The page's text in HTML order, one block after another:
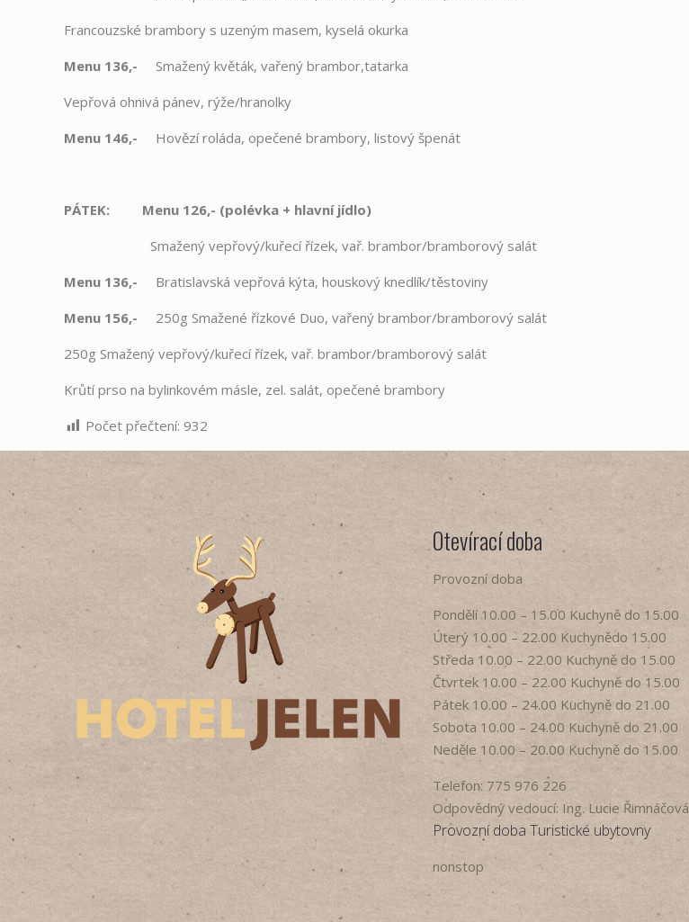
Francouzské brambory s uzeným masem, kyselá okurka
Menu 136,-Smažený květák, vařený brambor,tatarka
Vepřová ohnivá pánev, rýže/hranolky
Menu 146,- Hovězí roláda, opečené brambory, listový špenát
PÁTEK: Menu 126,- (polévka + hlavní jídlo)
Smažený vepřový/kuřecí řízek, vař. brambor/bramborový salát
Menu 136,- Bratislavská vepřová kýta, houskový knedlík/těstoviny
Menu 156,- 250g Smažené řízkové Duo, vařený brambor/bramborový salát
250g Smažený vepřový/kuřecí řízek, vař. brambor/bramborový salát
Krůtí prso na bylinkovém másle, zel. salát, opečené brambory
Počet přečtení: 932
Otevírací doba
Provozní doba
Pondělí​ 10.00 – 15.00​​ Kuchyně do 15.00
Úterý ​10.00 – 22.00​​ Kuchynědo 15.00
Středa ​10.00 – 22.00 ​​Kuchyně do 15.00
Čtvrtek​ 10.00 – 22.00 ​​Kuchyně do 15.00
Pátek​ 10.00 – 24.00​​ Kuchyně do 21.00
Sobota ​10.00 – 24.00​​ Kuchyně do 21.00
Neděle ​10.00 – 20.00​​ Kuchyně do 15.00
Telefon: 775 976 226
Odpovědný vedoucí: Ing. Lucie Řimnáčová
Provozní doba Turistické ubytovny
nonstop